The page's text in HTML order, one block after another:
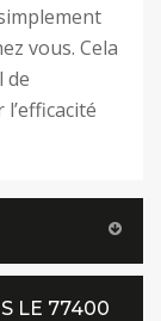
vous. Cela
de
LE 77400